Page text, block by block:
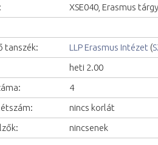
XSE040, Erasmus
tanszék:
LLP Erasmus Intézet (
heti 2.00
4
nincs korlát
nincsenek